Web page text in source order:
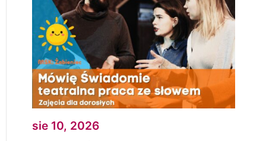
sie 11, 2026